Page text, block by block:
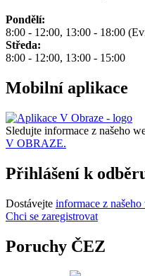
Pondělí:
8:00 - 12:00, 13:00 - 18:00
Středa:
8:00 - 12:00, 13:00 - 15:00
Mobilní aplikace
Sledujte informace z našeho
V OBRAZE.
Přihlášení k
Dostávejte informace z našeho
Chci se zaregistrovat
Poruchy ČEZ